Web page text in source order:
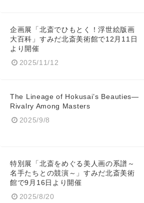
企画展「北斎でひもとく！浮世絵版画
大百科」すみだ北斎美術館で12月11日
より開催
2025/11/12
The Lineage of Hokusai’s Beauties—
Rivalry Among Masters
2025/9/8
特別展「北斎をめぐる美人画の系譜～
名手たちとの競演～」すみだ北斎美術
館で9月16日より開催
2025/8/20